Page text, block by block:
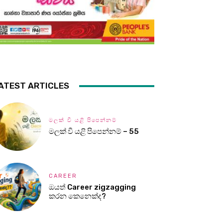
ARTICLES
මලක් වී යළි පිපෙන්නම්
මලක් වී යළි පිපෙන්නම් – 55
CAREER
ඔයත් Career zigzagging
කරන කෙනෙක්ද?